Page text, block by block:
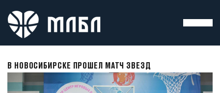
В НОВОСИБИРСКЕ ПРОШЕЛ МАТЧ ЗВЕЗД